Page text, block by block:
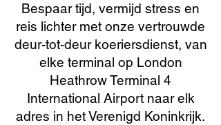
Bespaar tijd, vermijd stress en
reis lichter met onze vertrouwde
deur-tot-deur koeriersdienst, van
elke terminal op London
Heathrow Terminal 4
International Airport naar elk
adres in het Verenigd Koninkrijk.